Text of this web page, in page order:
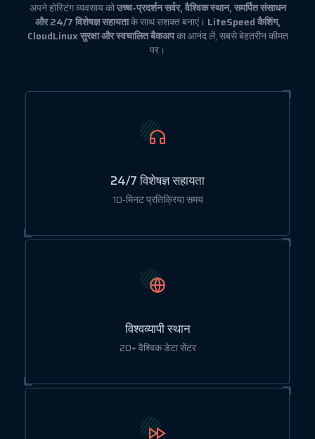
अपने होस्टिंग व्यवसाय कोउच्च-प्रदर्शन सर्वर, वैश्विक स्थान, समर्पित संसाधन
और 24/7 विशेषज्ञ सहायताके साथ सशक्त बनाएं। LiteSpeed कैशिंग,
CloudLinux सुरक्षा और स्वचालित बैकअपका आनंद लें, सबसे बेहतरीन कीमत
पर।
24/7 विशेषज्ञ सहायता
10-मिनट प्रतिक्रिया समय
विश्वव्यापी स्थान
20+ वैश्विक डेटा सेंटर